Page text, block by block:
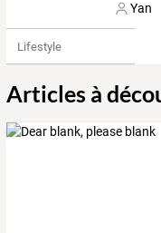
Yan
Lifestyle
Articles à